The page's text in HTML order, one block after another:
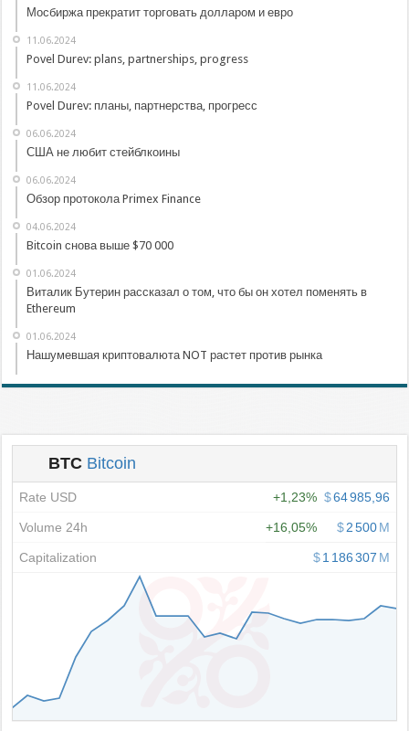
Мосбиржа прекратит торговать долларом и евро
11.06.2024
Povel Durev: plans, partnerships, progress
11.06.2024
Povel Durev: планы, партнерства, прогресс
06.06.2024
США не любит стейблкоины
06.06.2024
Обзор протокола Primex Finance
04.06.2024
Bitcoin снова выше $70 000
01.06.2024
Виталик Бутерин рассказал о том, что бы он хотел поменять в
Ethereum
01.06.2024
Нашумевшая криптовалюта NOT растет против рынка